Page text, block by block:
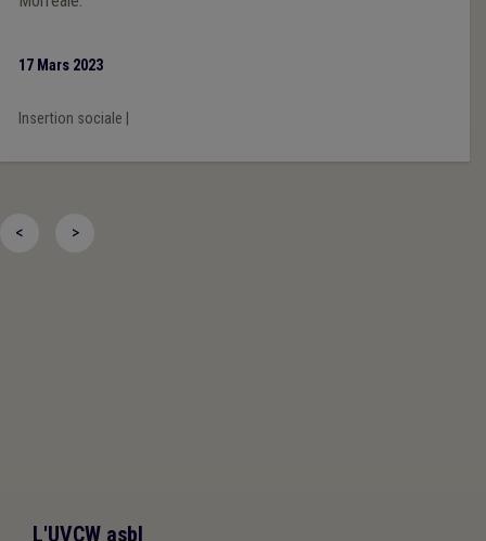
17 Mars 2023
Insertion sociale
< >
L'UVCW asbl